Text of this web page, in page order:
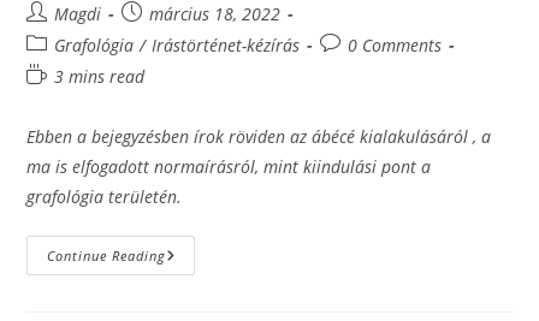
Post
author:
Magdi
Post
published:
március 18, 2022
Post
category:
Grafológia / Irástörténet-kézírás
Post0 Comments
Reading3 mins read
Ebben a bejegyzésben írok röviden az ábécé kialakulásáról , a
ma is elfogadott normaírásról, mint kiindulási pont a
grafológia területén.
Continue ReadingA
Kézírás